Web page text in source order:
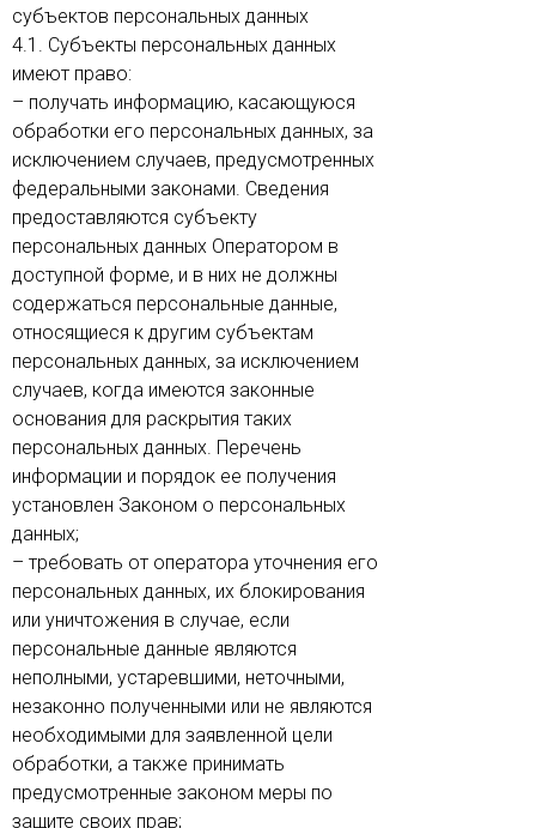
субъектов персональных данных
4.1. Субъекты персональных данных
имеют право:
– получать информацию, касающуюся
обработки его персональных данных, за
исключением случаев, предусмотренных
федеральными законами. Сведения
предоставляются субъекту
персональных данных Оператором в
доступной форме, и в них не должны
содержаться персональные данные,
относящиеся к другим субъектам
персональных данных, за исключением
случаев, когда имеются законные
основания для раскрытия таких
персональных данных. Перечень
информации и порядок ее получения
установлен Законом о персональных
данных;
– требовать от оператора уточнения его
персональных данных, их блокирования
или уничтожения в случае, если
персональные данные являются
неполными, устаревшими, неточными,
незаконно полученными или не являются
необходимыми для заявленной цели
обработки, а также принимать
предусмотренные законом меры по
защите своих прав;